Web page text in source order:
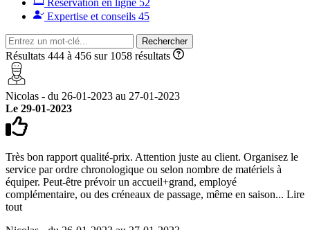
Expertise et conseils 45
Rechercher
Résultats 444 à 456 sur 1058 résultats
Nicolas - du 26-01-2023 au 27-01-2023
Le 29-01-2023
Très bon rapport qualité-prix. Attention juste au client. Organisez le
service par ordre chronologique ou selon nombre de matériels à
équiper. Peut-être prévoir un accueil+grand, employé
complémentaire, ou des créneaux de passage, même en saison... Lire
tout